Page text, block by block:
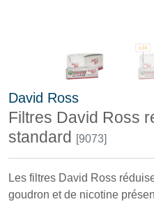
David Ross
Filtres David Ross
standard [9073]
Les filtres David Ross
goudron et de nicotine